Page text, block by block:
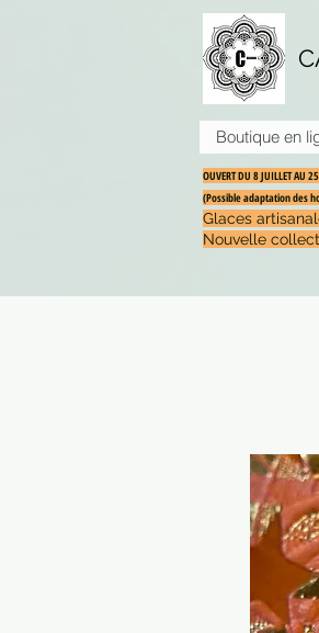
Boutique en
OUVERT DU 8 JUILLET
(Possible adaptation des
Glaces
Nouvelle